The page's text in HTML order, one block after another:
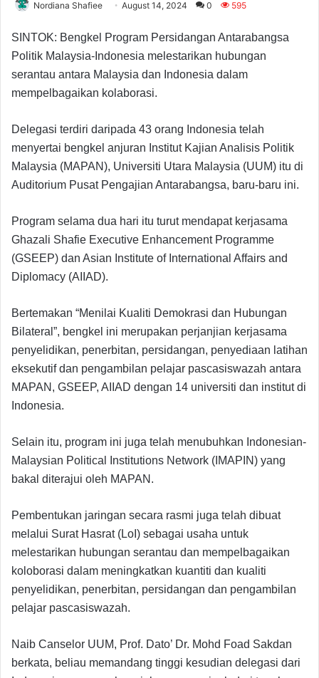
Nordiana Shafiee August 14, 2024 0 595
SINTOK: Bengkel Program Persidangan Antarabangsa
Politik Malaysia-Indonesia melestarikan hubungan
serantau antara Malaysia dan Indonesia dalam
mempelbagaikan kolaborasi.
Delegasi terdiri daripada 43 orang Indonesia telah
menyertai bengkel anjuran Institut Kajian Analisis Politik
Malaysia (MAPAN), Universiti Utara Malaysia (UUM) itu di
Auditorium Pusat Pengajian Antarabangsa, baru-baru ini.
Program selama dua hari itu turut mendapat kerjasama
Ghazali Shafie Executive Enhancement Programme
(GSEEP) dan Asian Institute of International Affairs and
Diplomacy (AIIAD).
Bertemakan “Menilai Kualiti Demokrasi dan Hubungan
Bilateral”, bengkel ini merupakan perjanjian kerjasama
penyelidikan, penerbitan, persidangan, penyediaan latihan
eksekutif dan pengambilan pelajar pascasiswazah antara
MAPAN, GSEEP, AIIAD dengan 14 universiti dan institut di
Indonesia.
Selain itu, program ini juga telah menubuhkan Indonesian-
Malaysian Political Institutions Network (IMAPIN) yang
bakal diterajui oleh MAPAN.
Pembentukan jaringan secara rasmi juga telah dibuat
melalui Surat Hasrat (LoI) sebagai usaha untuk
melestarikan hubungan serantau dan mempelbagaikan
koloborasi dalam meningkatkan kuantiti dan kualiti
penyelidikan, penerbitan, persidangan dan pengambilan
pelajar pascasiswazah.
Naib Canselor UUM, Prof. Dato’ Dr. Mohd Foad Sakdan
berkata, beliau memandang tinggi kesudian delegasi dari